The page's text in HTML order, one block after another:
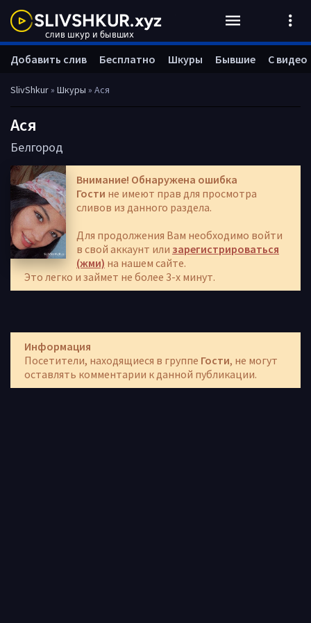
SlivShkur» Шкуры » Ася
Ася
Белгород
Внимание! Обнаружена ошибка
Гости не имеют прав для просмотра
сливов из данного раздела.
Для продолжения Вам необходимо войти
в свой аккаунт или зарегистрироваться
(жми) на нашем сайте.
Это легко и займет не более 3-х минут.
Информация
Посетители, находящиеся в группе Гости, не могут
оставлять комментарии к данной публикации.
Добавить слив Бесплатно Шкуры Бывшие С видео